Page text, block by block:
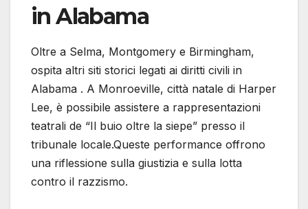
in Alabama
Oltre a Selma, Montgomery e Birmingham,
ospita altri siti storici legati ai diritti civili in
Alabama . A Monroeville, città natale di Harper
Lee, è possibile assistere a rappresentazioni
teatrali de “Il buio oltre la siepe” presso il
tribunale locale.Queste performance offrono
una riflessione sulla giustizia e sulla lotta
contro il razzismo.​